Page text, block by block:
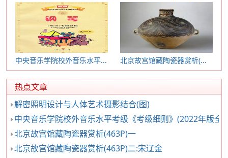
中央音乐学院校外音乐水平... 北京故宫馆藏陶瓷器赏析(...
热点文章
解密照明设计与人体艺术摄影结合(图)
中央音乐学院校外音乐水平考级《考级细则》(2022年版全
北京故宫馆藏陶瓷器赏析(463P)一
北京故宫馆藏陶瓷器赏析(463P)二:宋辽金